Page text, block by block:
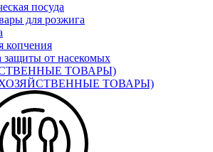
посуда
для розжига
копчения
защиты от насекомых
ТОВАРЫ)
(ХОЗЯЙСТВЕННЫЕ ТОВАРЫ)